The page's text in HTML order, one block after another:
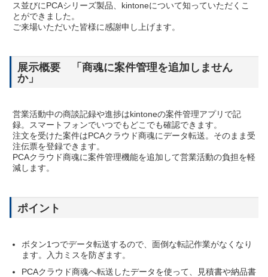
ス並びにPCAシリーズ製品、kintoneについて知っていただくこ
とができました。
ご来場いただいた皆様に感謝申し上げます。
展示概要 「商魂に案件管理を追加しません
か」
営業活動中の商談記録や進捗はkintoneの案件管理アプリで記
録。スマートフォンでいつでもどこでも確認できます。
注文を受けた案件はPCAクラウド商魂にデータ転送。そのまま受
注伝票を登録できます。
PCAクラウド商魂に案件管理機能を追加して営業活動の負担を軽
減します。
ポイント
ボタン1つでデータ転送するので、面倒な転記作業がなくなり
ます。入力ミスを防ぎます。
PCAクラウド商魂へ転送したデータを使って、見積書や納品書